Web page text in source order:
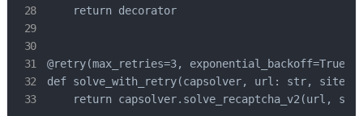
    return decorator
@retry(max_retries=3, exponential_backoff=True)
def solve_with_retry(capsolver, url: str,
return capsolver.solve_recaptcha_v2(url,